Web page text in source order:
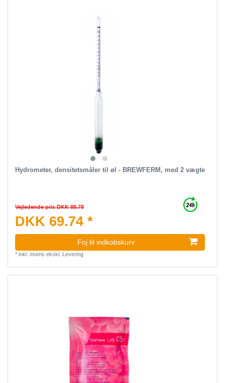
Hydrometer, densitetsmåler til øl - BREWFERM, med 2 vægte
Vejledende pris DKK 88.78
DKK 69.74 *
Foj til indkobskurv
* inkl. moms ekskl. Levering